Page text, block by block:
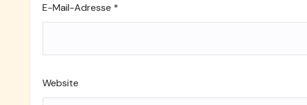
E-Mail-Adresse *
Website